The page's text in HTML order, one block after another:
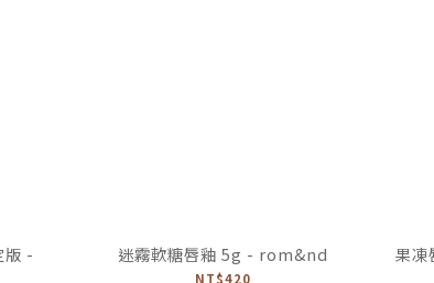
版 -
迷霧軟糖唇釉 5g - rom&nd
NT$420
果